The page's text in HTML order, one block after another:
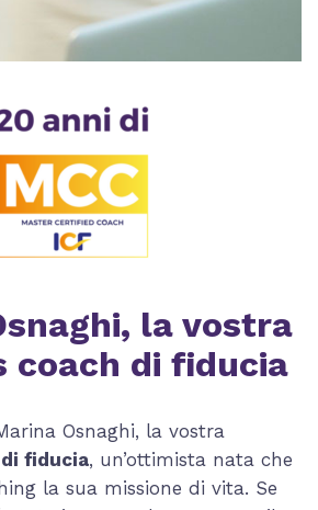
la vostra
coach di fiducia
Osnaghi, la vostra
fiducia, un’ottimista nata che
la sua missione di vita. Se